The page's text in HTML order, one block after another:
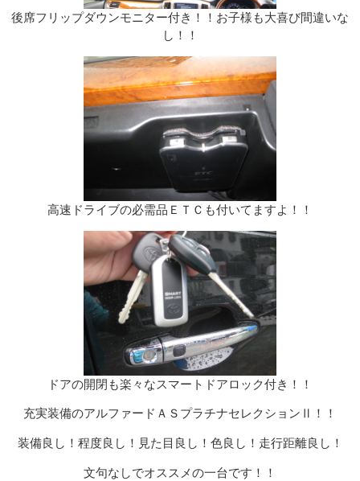
後席フリップダウンモニター付き！！お子様も大喜び間違いな
し！！
高速ドライブの必需品ＥＴＣも付いてますよ！！
ドアの開閉も楽々なスマートドアロック付き！！
充実装備のアルファードＡＳプラチナセレクションⅡ！！
装備良し！程度良し！見た目良し！色良し！走行距離良し！
文句なしでオススメの一台です！！